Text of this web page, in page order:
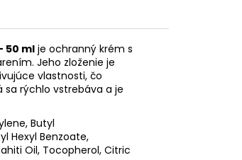
50 ml je ochranný krém s
Jeho zloženie je
vlastnosti, čo
rýchlo vstrebáva a je
Butyl
Hexyl Benzoate,
Oil, Tocopherol, Citric